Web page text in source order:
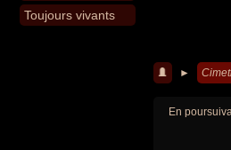
Toujours vivants
►
En